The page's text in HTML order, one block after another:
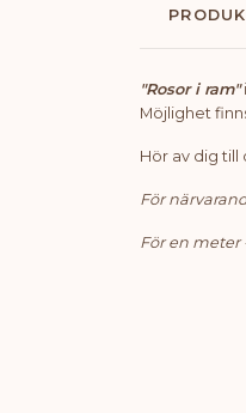
"Rosor i ram"
Möjlighet
Hör av dig till
För
För en meter